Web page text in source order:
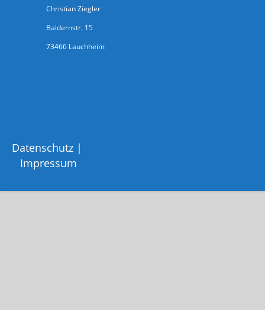
Christian Ziegler
Baldernstr. 15
73466 Lauchheim
Datenschutz
Impressum